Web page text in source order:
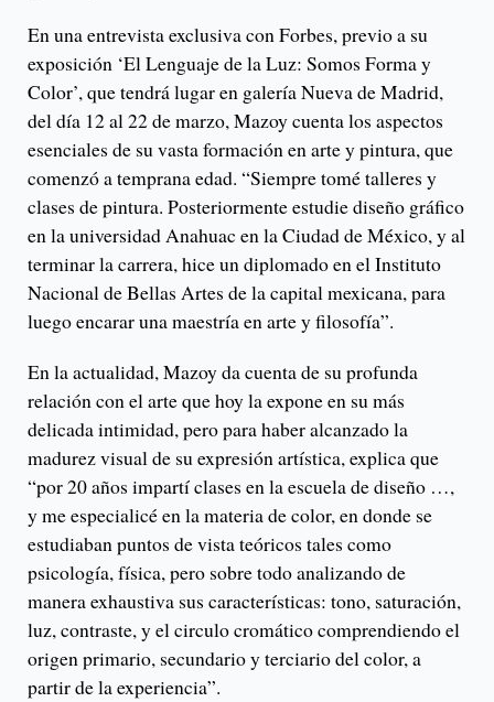
En una entrevista exclusiva con Forbes, previo a su
exposición ‘El Lenguaje de la Luz: Somos Forma y
Color’, que tendrá lugar en galería Nueva de Madrid,
del día 12 al 22 de marzo, Mazoy cuenta los aspectos
esenciales de su vasta formación en arte y pintura, que
comenzó a temprana edad. “Siempre tomé talleres y
clases de pintura. Posteriormente estudie diseño gráfico
en la universidad Anahuac en la Ciudad de México, y al
terminar la carrera, hice un diplomado en el Instituto
Nacional de Bellas Artes de la capital mexicana, para
luego encarar una maestría en arte y filosofía”.
En la actualidad, Mazoy da cuenta de su profunda
relación con el arte que hoy la expone en su más
delicada intimidad, pero para haber alcanzado la
madurez visual de su expresión artística, explica que
“por 20 años impartí clases en la escuela de diseño …,
y me especialicé en la materia de color, en donde se
estudiaban puntos de vista teóricos tales como
psicología, física, pero sobre todo analizando de
manera exhaustiva sus características: tono, saturación,
luz, contraste, y el circulo cromático comprendiendo el
origen primario, secundario y terciario del color, a
partir de la experiencia”.